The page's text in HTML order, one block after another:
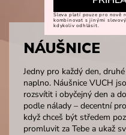
NÁUŠNICE
Jedny pro každý den,
naplno. Náušnice VUCH
rozsvítit i obyčejný den a
podle nálady – decentní
když chceš být středem
promluvit za Tebe a ukaž
Sleva platí pouze pro nově
kombinovat s jinými
kdykoliv odhlásit.